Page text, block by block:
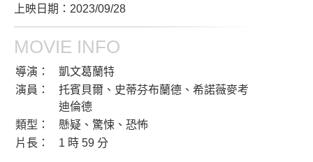
上映日期：2023/09/28
MOVIE INFO
導演：
凱文葛蘭特
演員：
托賓貝爾、史蒂芬布蘭德、希諾薇麥考
迪倫德
類型：
懸疑、驚悚、恐怖
片長：
1 時 59 分